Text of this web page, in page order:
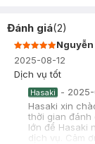
Đánh giá(2)
2025-08-12
Dịch vụ tốt
Hasaki -
Hasaki xin
thời gian đánh
lớn để Hasaki
dịch vụ. Cảm